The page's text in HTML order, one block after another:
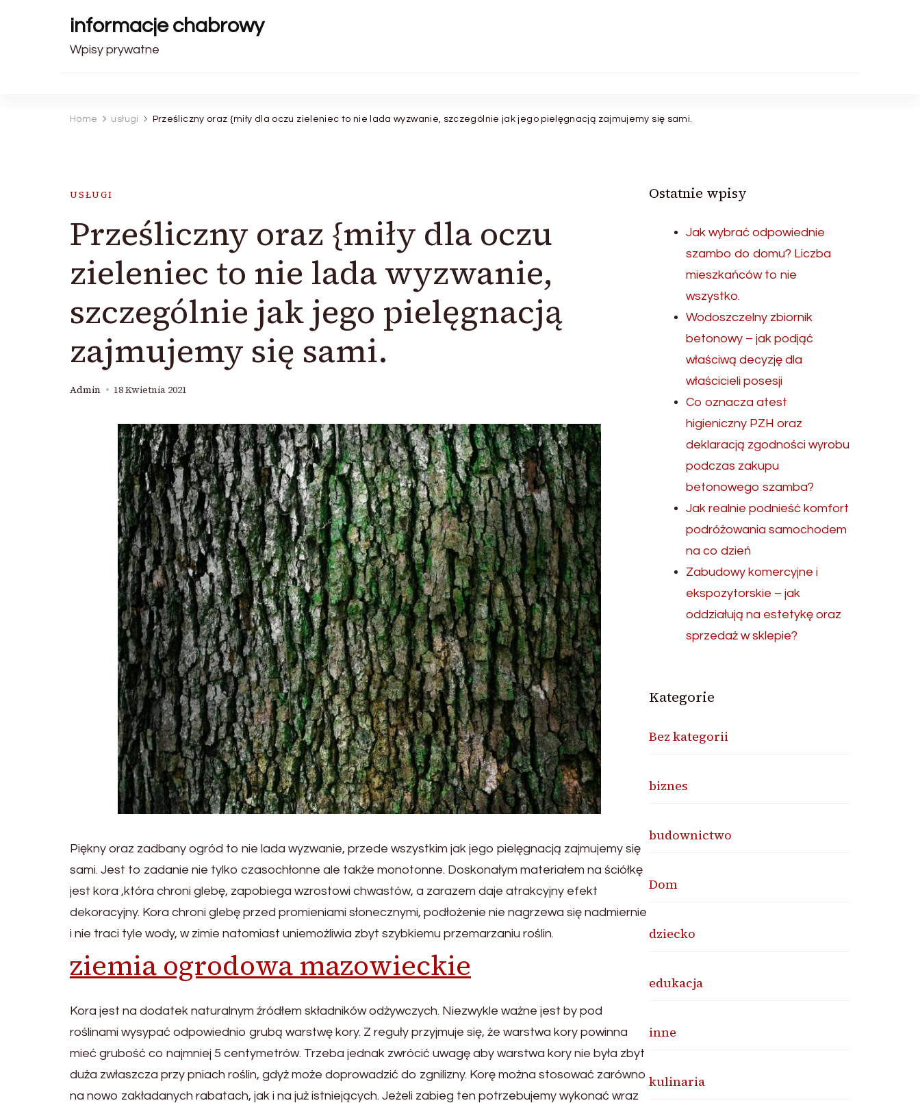
informacje chabrowy
Wpisy prywatne
Home usługi Prześliczny oraz {miły dla oczu zieleniec to nie lada wyzwanie, szczególnie jak jego pielęgnacją zajmujemy się sami.
USŁUGI
Prześliczny oraz {miły dla oczu
zieleniec to nie lada wyzwanie,
szczególnie jak jego pielęgnacją
zajmujemy się sami.
Admin 18 Kwietnia 2021
Piękny oraz zadbany ogród to nie lada wyzwanie, przede wszystkim jak jego pielęgnacją zajmujemy się
sami. Jest to zadanie nie tylko czasochłonne ale także monotonne. Doskonałym materiałem na ściółkę
jest kora ,która chroni glebę, zapobiega wzrostowi chwastów, a zarazem daje atrakcyjny efekt
dekoracyjny. Kora chroni glebę przed promieniami słonecznymi, podłożenie nie nagrzewa się nadmiernie
i nie traci tyle wody, w zimie natomiast uniemożliwia zbyt szybkiemu przemarzaniu roślin.
ziemia ogrodowa mazowieckie
Kora jest na dodatek naturalnym źródłem składników odżywczych. Niezwykle ważne jest by pod
roślinami wysypać odpowiednio grubą warstwę kory. Z reguły przyjmuje się, że warstwa kory powinna
mieć grubość co najmniej 5 centymetrów. Trzeba jednak zwrócić uwagę aby warstwa kory nie była zbyt
duża zwłaszcza przy pniach roślin, gdyż może doprowadzić do zgnilizny. Korę można stosować zarówno
na nowo zakładanych rabatach, jak i na już istniejących. Jeżeli zabieg ten potrzebujemy wykonać wraz
Ostatnie wpisy
Jak wybrać odpowiednie
szambo do domu? Liczba
mieszkańców to nie
wszystko.
Wodoszczelny zbiornik
betonowy – jak podjąć
właściwą decyzję dla
właścicieli posesji
Co oznacza atest
higieniczny PZH oraz
deklaracją zgodności wyrobu
podczas zakupu
betonowego szamba?
Jak realnie podnieść komfort
podróżowania samochodem
na co dzień
Zabudowy komercyjne i
ekspozytorskie – jak
oddziałują na estetykę oraz
sprzedaż w sklepie?
Kategorie
Bez kategorii
biznes
budownictwo
Dom
dziecko
edukacja
inne
kulinaria